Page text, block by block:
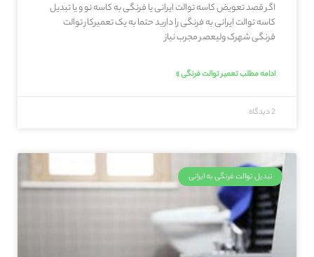
اگر قصد تعویض کاسه توالت ایرانی یا فرنگی به کاسه نو و یا تبدیل
کاسه توالت ایرانی به فرنگی را دارید حتما به یک تعمیرکار توالت
فرنگی شهرک ولیعصر مجرب نیاز
ادامه مطلب تعمیر توالت فرنگی »
2 دیدگاه
تبدیل توالت فرنگی به ایرانی